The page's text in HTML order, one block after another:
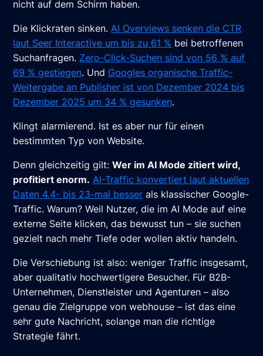
nicht auf dem Schirm haben.
Die Klickraten sinken.AI Overviews senken die CTR
laut Seer Interactive um bis zu 61 % bei betroffenen
Suchanfragen. Zero-Click-Suchen sind von 56 % auf
69 % gestiegen. Und Googles organische Traffic-
Weitergabe an Publisher ist von Dezember 2024 bis
Dezember 2025 um 34 % gesunken.
Klingt alarmierend. Ist es aber nur für einen
bestimmten Typ von Website.
Denn gleichzeitig gilt:Wer im AI Mode zitiert wird,
profitiert enorm. AI-Traffic konvertiert laut aktuellen
Daten 4,4- bis 23-mal besser als klassischer Google-
Traffic. Warum? Weil Nutzer, die im AI Mode auf eine
externe Seite klicken, das bewusst tun – sie suchen
gezielt nach mehr Tiefe oder wollen aktiv handeln.
Die Verschiebung ist also: weniger Traffic insgesamt,
aber qualitativ hochwertigere Besucher. Für B2B-
Unternehmen, Dienstleister und Agenturen – also
genau die Zielgruppe von webhouse – ist das eine
sehr gute Nachricht, solange man die richtige
Strategie fährt.